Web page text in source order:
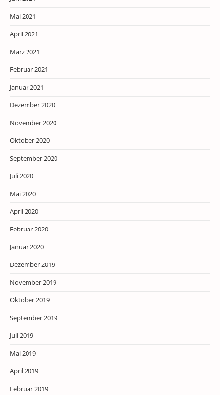
Mai 2021
April 2021
März 2021
Februar 2021
Januar 2021
Dezember 2020
November 2020
Oktober 2020
September 2020
Juli 2020
Mai 2020
April 2020
Februar 2020
Januar 2020
Dezember 2019
November 2019
Oktober 2019
September 2019
Juli 2019
Mai 2019
April 2019
Februar 2019